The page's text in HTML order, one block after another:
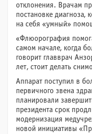
отклонения. Врачам
постановке диагноза,
на себя «умный»
«Флюорография
самом начале, когда
говорит главврач
лет, стоит делать
Аппарат поступил в
первичного звена
планировали
президента срок
модернизация
новой инициативы